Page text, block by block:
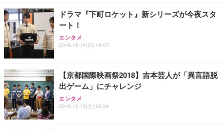
ドラマ『下町ロケット』新シリーズが今夜スタ
ート！
エンタメ
2018.10.14(日) 19:07
【京都国際映画祭2018】吉本芸人が「異言語脱
出ゲーム」にチャレンジ
エンタメ
2018.10.13(土) 22:34